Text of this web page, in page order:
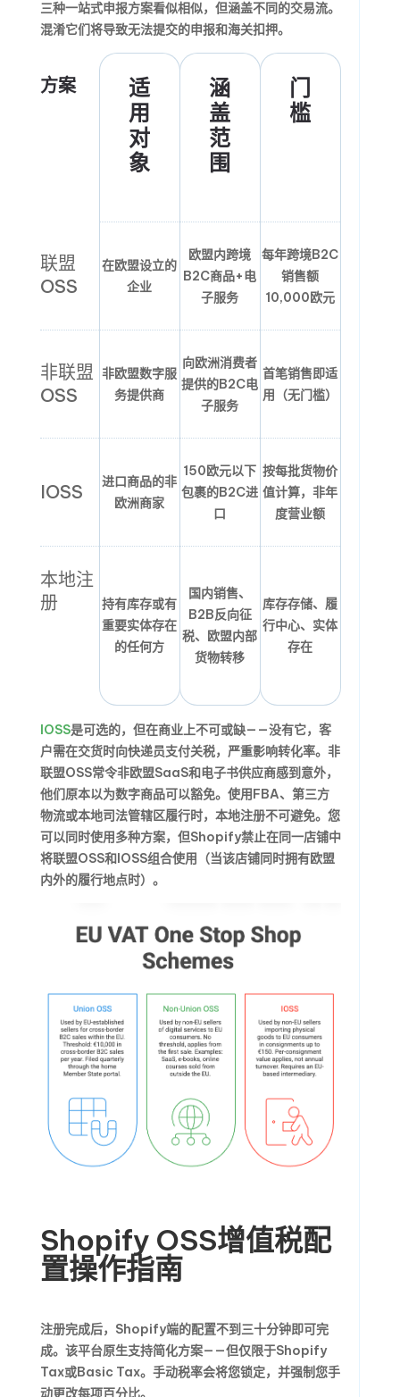
三种一站式申报方案看似相似，但涵盖不同的交易流。
混淆它们将导致无法提交的申报和海关扣押。
方案
适
用
对
象
涵
盖
范
围
门
槛
联盟
OSS
在欧盟设立的
企业
欧盟内跨境
B2C商品+电
子服务
每年跨境B2C
销售额
10,000欧元
非联盟
OSS
非欧盟数字服
务提供商
向欧洲消费者
提供的B2C电
子服务
首笔销售即适
用（无门槛）
IOSS
进口商品的非
欧洲商家
150欧元以下
包裹的B2C进
口
按每批货物价
值计算，非年
度营业额
本地注
册
持有库存或有
重要实体存在
的任何方
国内销售、
B2B反向征
税、欧盟内部
货物转移
库存存储、履
行中心、实体
存在
IOSS是可选的，但在商业上不可或缺——没有它，客
户需在交货时向快递员支付关税，严重影响转化率。非
联盟OSS常令非欧盟SaaS和电子书供应商感到意外，
他们原本以为数字商品可以豁免。使用FBA、第三方
物流或本地司法管辖区履行时，本地注册不可避免。您
可以同时使用多种方案，但Shopify禁止在同一店铺中
将联盟OSS和IOSS组合使用（当该店铺同时拥有欧盟
内外的履行地点时）。
Shopify OSS增值税配
置操作指南
注册完成后，Shopify端的配置不到三十分钟即可完
成。该平台原生支持简化方案——但仅限于Shopify
Tax或Basic Tax。手动税率会将您锁定，并强制您手
动更改每项百分比。